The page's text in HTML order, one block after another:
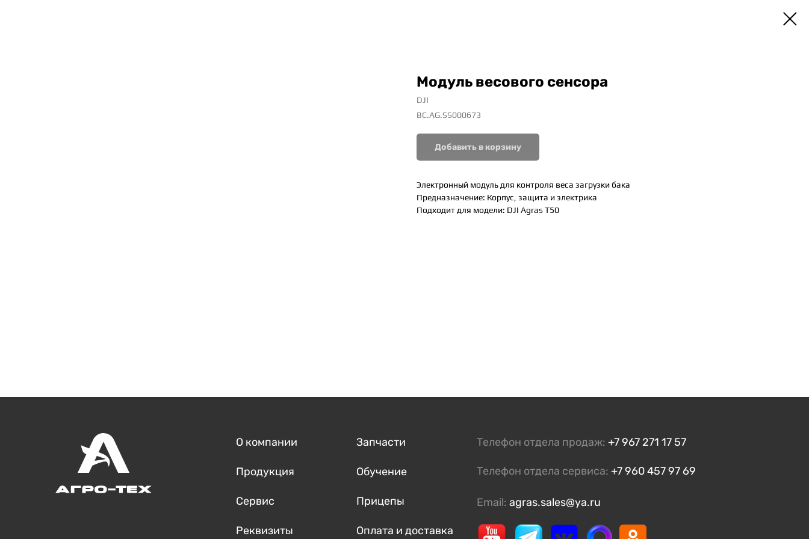
Модуль весового сенсора
DJI
BC.AG.SS000673
Добавить в корзину
Электронный модуль для контроля веса загрузки бака
Предназначение: Корпус, защита и электрика
Подходит для модели: DJI Agras T50
О компании
Продукция
Сервис
Реквизиты
Запчасти
Обучение
Прицепы
Оплата и доставка
Телефон отдела сервиса: +7 960 457 97 69
Телефон отдела продаж: +7 967 271 17 57
Email: agras.sales@ya.ru